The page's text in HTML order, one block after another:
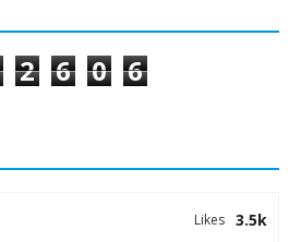
2 6 0 6
3.5k
Likes